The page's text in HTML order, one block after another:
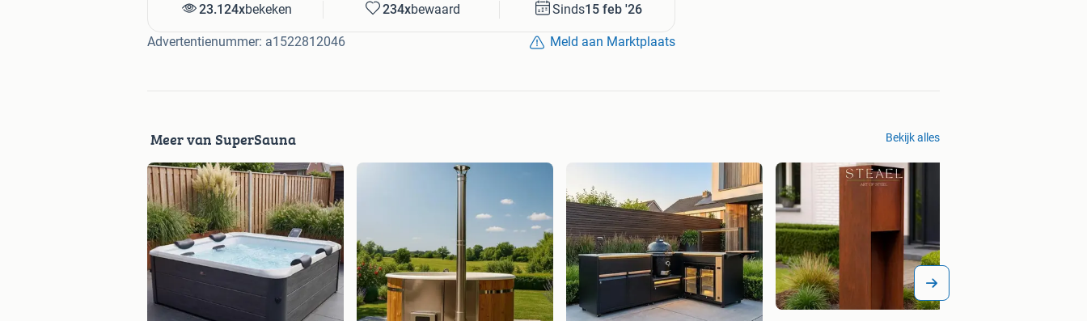
23.124xbekeken 234xbewaard Sinds15 feb '26
Advertentienummer: a1522812046 Meld aan Marktplaats
Meer van SuperSauna Bekijk alles